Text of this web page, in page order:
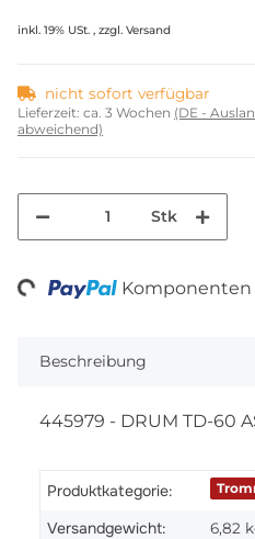
inkl. 19% USt. , zzgl. Versand
nicht sofort verfügbar
Lieferzeit: ca. 3 Wochen (DE -
abweichend)
Stk
Komponenten
Beschreibung
445979 - DRUM TD-60
Produktkategorie:
Versandgewicht: 6,82